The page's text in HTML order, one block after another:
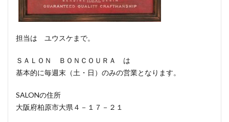
担当は ユウスケまで。
ＳＡＬＯＮ ＢＯＮＣＯＵＲＡ は
基本的に毎週末（土・日）のみの営業となります。
SALONの住所
大阪府柏原市大県４－１７－２１